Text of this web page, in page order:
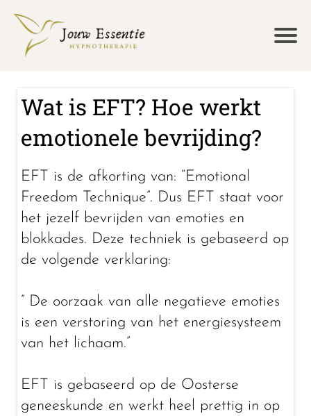
Wat is EFT? Hoe werkt
emotionele bevrijding?
EFT is de afkorting van: “Emotional
Freedom Technique”. Dus EFT staat voor
het jezelf bevrijden van emoties en
blokkades. Deze techniek is gebaseerd op
de volgende verklaring:
” De oorzaak van alle negatieve emoties
is een verstoring van het energiesysteem
van het lichaam.”
EFT is gebaseerd op de Oosterse
geneeskunde en werkt heel prettig in op